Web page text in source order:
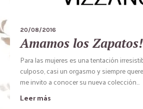
20/08/2016
Amamos los Zapatos!
Para las mujeres es una tentación
culposo, casi un orgasmo y siempre
me invito a conocer su nueva colección…
Leer más